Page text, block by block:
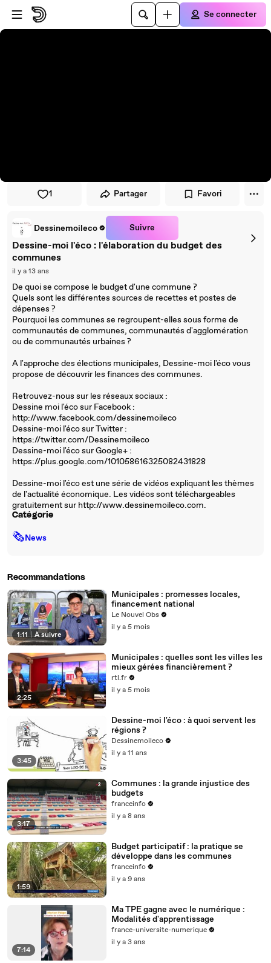
Passer au player
Passer au contenu principal
Se connecter
1 Partager Favori
Dessinemoileco Suivre
Dessine-moi l'éco : l'élaboration du budget des
communes
il y a 13 ans
De quoi se compose le budget d'une commune ?
Quels sont les différentes sources de recettes et postes de
dépenses ?
Pourquoi les communes se regroupent-elles sous forme de
communautés de communes, communautés d'agglomération
ou de communautés urbaines ?
A l'approche des élections municipales, Dessine-moi l'éco vous
propose de découvrir les finances des communes.
Retrouvez-nous sur les réseaux sociaux :
Dessine moi l'éco sur Facebook :
http://www.facebook.com/dessinemoileco
Dessine-moi l'éco sur Twitter :
https://twitter.com/Dessinemoileco
Dessine-moi l'éco sur Google+ :
https://plus.google.com/101058616325082431828
Dessine-moi l'éco est une série de vidéos expliquant les thèmes
de l'actualité économique. Les vidéos sont téléchargeables
gratuitement sur http://www.dessinemoileco.com.
Catégorie
🗞News
Recommandations
1:11 | À suivre
Municipales : promesses locales,
financement national
Le Nouvel Obs
il y a 5 mois
2:25
Municipales : quelles sont les villes les
mieux gérées financièrement ?
rtl.fr
il y a 5 mois
3:45
Dessine-moi l'éco : à quoi servent les
régions ?
Dessinemoileco
il y a 11 ans
3:17
Communes : la grande injustice des
budgets
franceinfo
il y a 8 ans
1:59
Budget participatif : la pratique se
développe dans les communes
franceinfo
il y a 9 ans
7:14
Ma TPE gagne avec le numérique :
Modalités d'apprentissage
france-universite-numerique
il y a 3 ans